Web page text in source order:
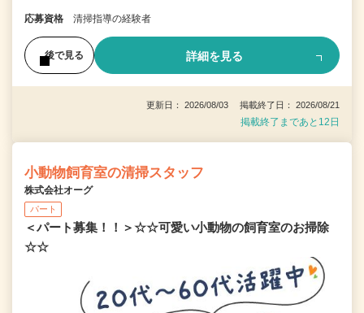
応募資格 清掃指導の経験者
後で見る 詳細を見る
更新日： 2026/08/03 掲載終了日： 2026/08/21
掲載終了まであと12日
小動物飼育室の清掃スタッフ
株式会社オーグ
パート
＜パート募集！！＞☆☆可愛い小動物の飼育室のお掃除
☆☆